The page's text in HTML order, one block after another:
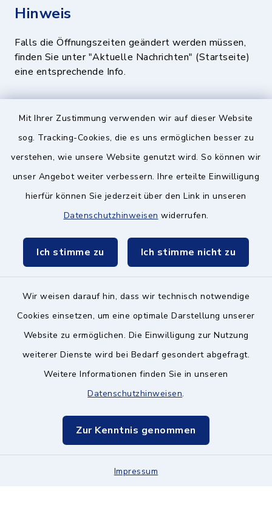
Mit Ihrer Zustimmung verwenden wir auf dieser Website
sog. Tracking-Cookies, die es uns ermöglichen besser zu
verstehen, wie unsere Website genutzt wird. So können wir
unser Angebot weiter verbessern. Ihre erteilte Einwilligung
hierfür können Sie jederzeit über den Link in unseren
Datenschutzhinweisen widerrufen.
Ich stimme zu Ich stimme nicht zu
Wir weisen darauf hin, dass wir technisch notwendige
Cookies einsetzen, um eine optimale Darstellung unserer
Website zu ermöglichen. Die Einwilligung zur Nutzung
weiterer Dienste wird bei Bedarf gesondert abgefragt.
Weitere Informationen finden Sie in unseren
Datenschutzhinweisen.
Zur Kenntnis genommen
Impressum
Hinweis
Falls die Öffnungszeiten geändert werden müssen,
finden Sie unter "Aktuelle Nachrichten" (Startseite)
eine entsprechende Info.
Quicklinks
BayernPortal
Landratsamt München
Zweckverband München Südost
Kontakt ins Rathaus
Datenschutz
Hinweisgeberschutz
Sitemap